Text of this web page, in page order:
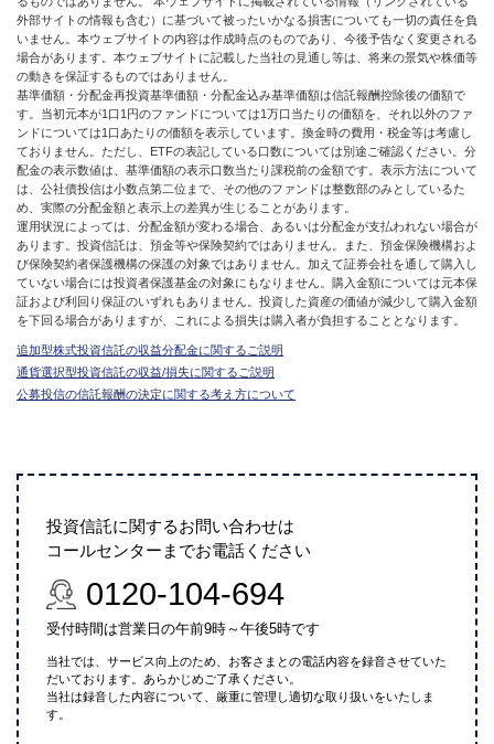
外部サイトの情報も含む）に基づいて被ったいかなる損害についても一切の責任を負
いません。本ウェブサイトの内容は作成時点のものであり、今後予告なく変更される
場合があります。本ウェブサイトに記載した当社の見通し等は、将来の景気や株価等
の動きを保証するものではありません。
基準価額・分配金再投資基準価額・分配金込み基準価額は信託報酬控除後の価額で
す。当初元本が1口1円のファンドについては1万口当たりの価額を、それ以外のファ
ンドについては1口あたりの価額を表示しています。換金時の費用・税金等は考慮し
ておりません。ただし、ETFの表記している口数については別途ご確認ください。分
配金の表示数値は、基準価額の表示口数当たり課税前の金額です。表示方法について
は、公社債投信は小数点第二位まで、その他のファンドは整数部のみとしているた
め、実際の分配金額と表示上の差異が生じることがあります。
運用状況によっては、分配金額が変わる場合、あるいは分配金が支払われない場合が
あります。投資信託は、預金等や保険契約ではありません。また、預金保険機構およ
び保険契約者保護機構の保護の対象ではありません。加えて証券会社を通して購入し
ていない場合には投資者保護基金の対象にもなりません。購入金額については元本保
証および利回り保証のいずれもありません。投資した資産の価値が減少して購入金額
を下回る場合がありますが、これによる損失は購入者が負担することとなります。
追加型株式投資信託の収益分配金に関するご説明
通貨選択型投資信託の収益/損失に関するご説明
公募投信の信託報酬の決定に関する考え方について
投資信託に関するお問い合わせは
コールセンターまでお電話ください
0120-104-694
受付時間は営業日の午前9時～午後5時です
当社では、サービス向上のため、お客さまとの電話内容を録音させていた
だいております。あらかじめご了承ください。
当社は録音した内容について、厳重に管理し適切な取り扱いをいたしま
す。